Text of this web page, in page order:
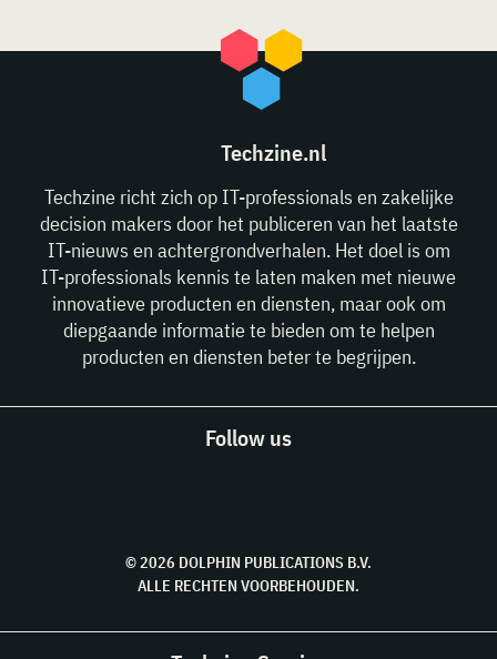
Techzine.nl
Techzine richt zich op IT-professionals en zakelijke
decision makers door het publiceren van het laatste
IT-nieuws en achtergrondverhalen. Het doel is om
IT-professionals kennis te laten maken met nieuwe
innovatieve producten en diensten, maar ook om
diepgaande informatie te bieden om te helpen
producten en diensten beter te begrijpen.
Follow us
© 2026 DOLPHIN PUBLICATIONS B.V.
ALLE RECHTEN VOORBEHOUDEN.